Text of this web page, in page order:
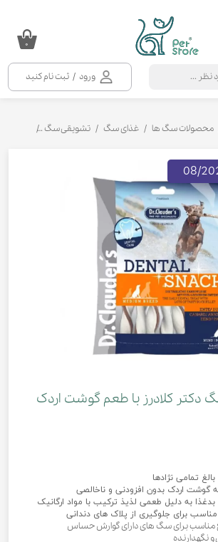
ورود / ثبت نام کنید
۰
محصولات سگ ها غذای سگ تشویقی سگ
دکتر کلادرز با طعم گوشت اردک
تمامی نژادها
گوشت اردک بدون افزودنی و ناخالصی
به دلیل طعمی لذیذ ترکیب با مواد ارگانیک
برای جلوگیری از پلاک های دندانی
مناسب برای سگ های دارای گوارش حساس
نگهدارنده